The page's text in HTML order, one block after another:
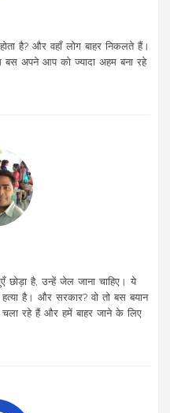
है? और वहाँ लोग बाहर निकलते हैं।
बस अपने आप को ज्यादा अहम बना रहे
है, उन्हें जेल जाना चाहिए। ये
हत्या है। और सरकार? वो तो बस बयान
रहे हैं और हमें बाहर जाने के लिए